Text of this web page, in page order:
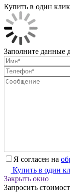
Купить в один клик
Заполните данные
Я согласен на
Купить в один
Закрыть окно
Запросить